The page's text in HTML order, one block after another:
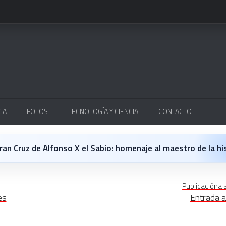
FOTOS TECNOLOGÍA Y CIENCIA CONTACTO
de Alfonso X el Sabio: homenaje al maestro de la historieta
Japón: un Regreso a los surcos y a la textura analógica
Publicacióna
Entrada